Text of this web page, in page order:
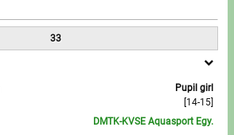
33
Pupil girl
[14-15]
DMTK-KVSE Aquasport Egy.